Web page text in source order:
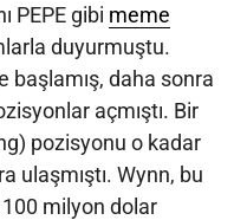
PEPE gibi meme
duyurmuştu.
başlamış, daha sonra
açmıştı. Bir
pozisyonu o kadar
ulaşmıştı. Wynn, bu
milyon dolar